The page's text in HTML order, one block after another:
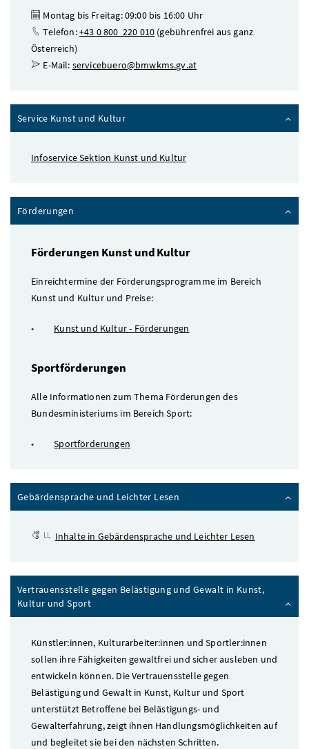
Montag bis Freitag: 09:00 bis 16:00 Uhr
Telefon:+43 0 800 220 010 (gebührenfrei aus ganz
Österreich)
E-Mail: servicebuero@bmwkms.gv.at
Service Kunst und Kultur
Infoservice Sektion Kunst und Kultur
Förderungen
Förderungen Kunst und Kultur
Einreichtermine der Förderungsprogramme im Bereich
Kunst und Kultur und Preise:
Kunst und Kultur - Förderungen
Sportförderungen
Alle Informationen zum Thema Förderungen des
Bundesministeriums im Bereich Sport:
Sportförderungen
Gebärdensprache und Leichter Lesen
Inhalte in Gebärdensprache und Leichter Lesen
Vertrauensstelle gegen Belästigung und Gewalt in Kunst,
Kultur und Sport
Künstler:innen, Kulturarbeiter:innen und Sportler:innen
sollen ihre Fähigkeiten gewaltfrei und sicher ausleben und
entwickeln können. Die Vertrauensstelle gegen
Belästigung und Gewalt in Kunst, Kultur und Sport
unterstützt Betroffene bei Belästigungs- und
Gewalterfahrung, zeigt ihnen Handlungsmöglichkeiten auf
und begleitet sie bei den nächsten Schritten.